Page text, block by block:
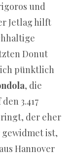
und
Jetlag hilft
Donut
pünktlich
, die
3.417
der eher
ist,
Hannover